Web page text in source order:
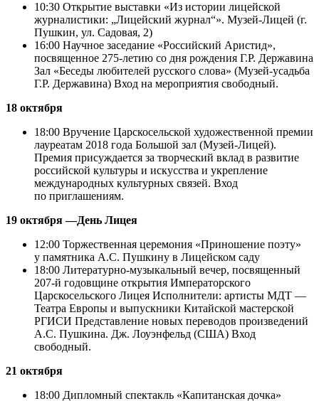
10:30 Открытие выставки «Из истории лицейской
журналистики: „Лицейский журнал“». Музей-Лицей (г.
Пушкин, ул. Садовая, 2)
16:00 Научное заседание «Российский Аристид»,
посвященное 275-летию со дня рождения Г.Р. Державина
Зал «Беседы любителей русского слова» (Музей-усадьба
Г.Р. Державина) Вход на мероприятия свободный.
18 октября
18:00 Вручение Царскосельской художественной премии
лауреатам 2018 года Большой зал (Музей-Лицей).
Премия присуждается за творческий вклад в развитие
российской культуры и искусства и укрепление
международных культурных связей. Вход
по приглашениям.
19 октября —День Лицея
12:00 Торжественная церемония «Приношение поэту»
у памятника А.С. Пушкину в Лицейском саду
18:00 Литературно-музыкальный вечер, посвященный
207-й годовщине открытия Императорского
Царскосельского Лицея Исполнители: артисты МДТ —
Театра Европы и выпускники Китайской мастерской
РГИСИ Представление новых переводов произведений
А.С. Пушкина. Дж. Лоуэнфельд (США) Вход
свободный.
21 октября
18:00 Дипломный спектакль «Капитанская дочка»